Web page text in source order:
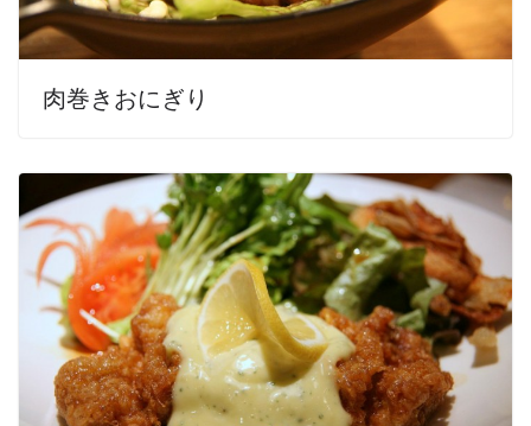
肉巻きおにぎり